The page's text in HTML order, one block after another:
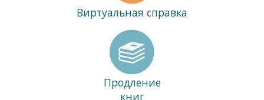
Виртуальная справка
Продление
книг